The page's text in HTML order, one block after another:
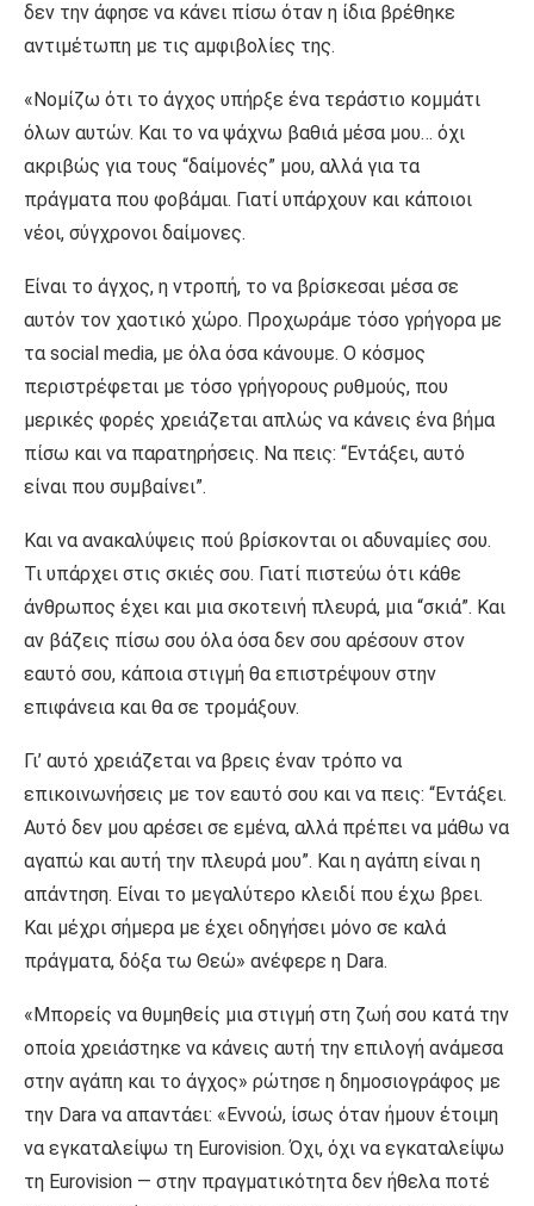
δεν την άφησε να κάνει πίσω όταν η ίδια βρέθηκε
αντιμέτωπη με τις αμφιβολίες της.
«Νομίζω ότι το άγχος υπήρξε ένα τεράστιο κομμάτι
όλων αυτών. Και το να ψάχνω βαθιά μέσα μου… όχι
ακριβώς για τους “δαίμονές” μου, αλλά για τα
πράγματα που φοβάμαι. Γιατί υπάρχουν και κάποιοι
νέοι, σύγχρονοι δαίμονες.
Είναι το άγχος, η ντροπή, το να βρίσκεσαι μέσα σε
αυτόν τον χαοτικό χώρο. Προχωράμε τόσο γρήγορα με
τα social media, με όλα όσα κάνουμε. Ο κόσμος
περιστρέφεται με τόσο γρήγορους ρυθμούς, που
μερικές φορές χρειάζεται απλώς να κάνεις ένα βήμα
πίσω και να παρατηρήσεις. Να πεις: “Εντάξει, αυτό
είναι που συμβαίνει”.
Και να ανακαλύψεις πού βρίσκονται οι αδυναμίες σου.
Τι υπάρχει στις σκιές σου. Γιατί πιστεύω ότι κάθε
άνθρωπος έχει και μια σκοτεινή πλευρά, μια “σκιά”. Και
αν βάζεις πίσω σου όλα όσα δεν σου αρέσουν στον
εαυτό σου, κάποια στιγμή θα επιστρέψουν στην
επιφάνεια και θα σε τρομάξουν.
Γι’ αυτό χρειάζεται να βρεις έναν τρόπο να
επικοινωνήσεις με τον εαυτό σου και να πεις: “Εντάξει.
Αυτό δεν μου αρέσει σε εμένα, αλλά πρέπει να μάθω να
αγαπώ και αυτή την πλευρά μου”. Και η αγάπη είναι η
απάντηση. Είναι το μεγαλύτερο κλειδί που έχω βρει.
Και μέχρι σήμερα με έχει οδηγήσει μόνο σε καλά
πράγματα, δόξα τω Θεώ» ανέφερε η Dara.
«Μπορείς να θυμηθείς μια στιγμή στη ζωή σου κατά την
οποία χρειάστηκε να κάνεις αυτή την επιλογή ανάμεσα
στην αγάπη και το άγχος» ρώτησε η δημοσιογράφος με
την Dara να απαντάει: «Εννοώ, ίσως όταν ήμουν έτοιμη
να εγκαταλείψω τη Eurovision. Όχι, όχι να εγκαταλείψω
τη Eurovision — στην πραγματικότητα δεν ήθελα ποτέ